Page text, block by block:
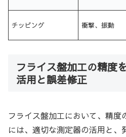
チッピング 衝撃、振動
フライス盤加工の精度
活用と誤差修正
フライス盤加工において、精度
には、適切な測定器の活用と、